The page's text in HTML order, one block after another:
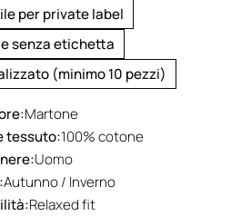
per private label
senza etichetta
(minimo 10 pezzi)
Martone
tessuto:100% cotone
Uomo
Autunno / Inverno
Relaxed fit